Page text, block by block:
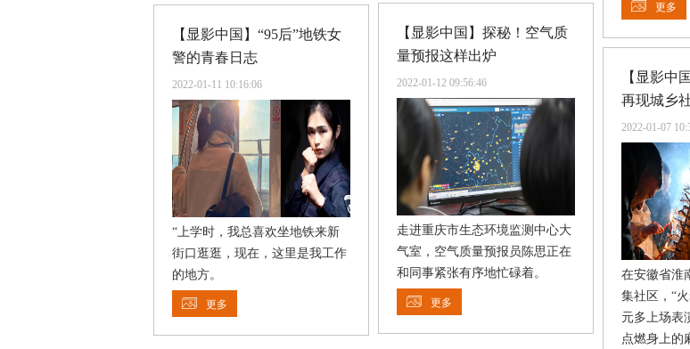
更多
【显影中国】探秘！空气质
量预报这样出炉
2022-01-12 09:56:46
走进重庆市生态环境监测中心大
气室，空气质量预报员陈思正在
和同事紧张有序地忙碌着。
更多
【显影中国】“95后”地铁女
警的青春日志
2022-01-11 10:16:06
“上学时，我总喜欢坐地铁来新
街口逛逛，现在，这里是我工作
的地方。
更多
【显影中
再现城乡
2022-01-07
在安徽省淮
集社区，“
元多上场表
点燃身上的